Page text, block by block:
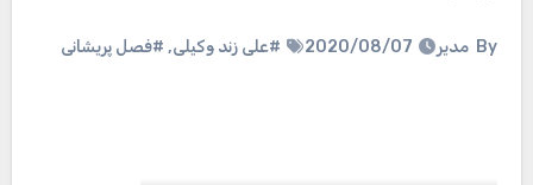
By مدیر 2020/08/07 #علی زند وکیلی, #فصل پریشانی